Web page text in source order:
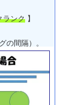
ランク 】
の間隔）。